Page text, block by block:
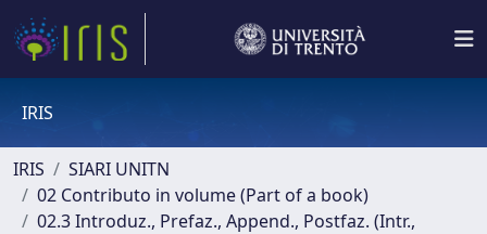
IRIS
IRIS
SIARI UNITN
02 Contributo in volume (Part of a book)
02.3 Introduz., Prefaz., Append., Postfaz. (Intr.,